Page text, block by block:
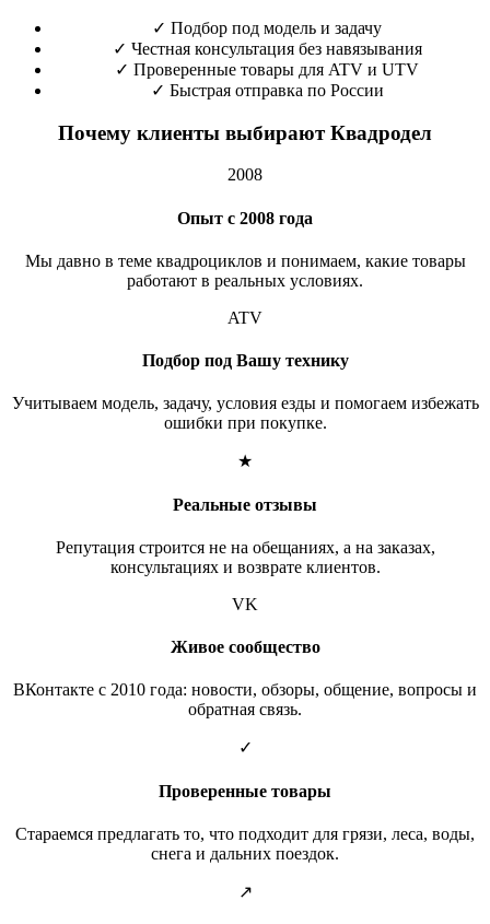
✓ Подбор под модель и задачу
✓ Честная консультация без навязывания
✓ Проверенные товары для ATV и UTV
✓ Быстрая отправка по России
Почему клиенты выбирают Квадродел
2008
Опыт с 2008 года
Мы давно в теме квадроциклов и понимаем, какие товары
работают в реальных условиях.
ATV
Подбор под Вашу технику
Учитываем модель, задачу, условия езды и помогаем избежать
ошибки при покупке.
★
Реальные отзывы
Репутация строится не на обещаниях, а на заказах,
консультациях и возврате клиентов.
VK
Живое сообщество
ВКонтакте с 2010 года: новости, обзоры, общение, вопросы и
обратная связь.
✓
Проверенные товары
Стараемся предлагать то, что подходит для грязи, леса, воды,
снега и дальних поездок.
↗